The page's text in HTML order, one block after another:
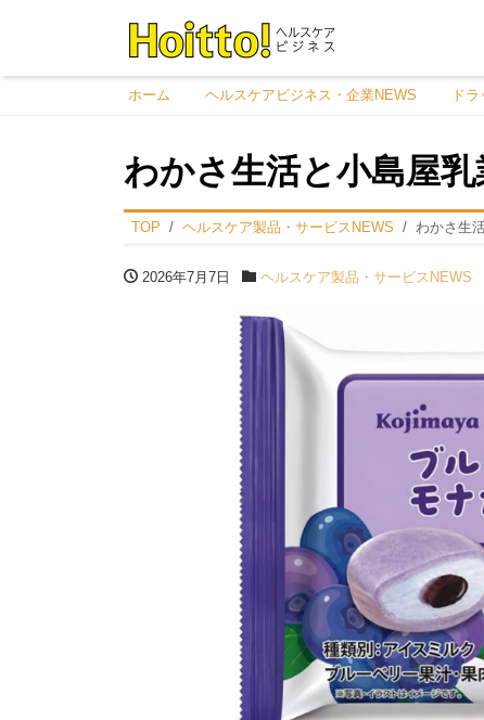
ホーム ヘルスケアビジネス・企業NEWS ド
わかさ生活と小島屋
TOP ヘルスケア製品・サービスNEWS わかさ生
2026年7月7日 ヘルスケア製品・サービスNEWS